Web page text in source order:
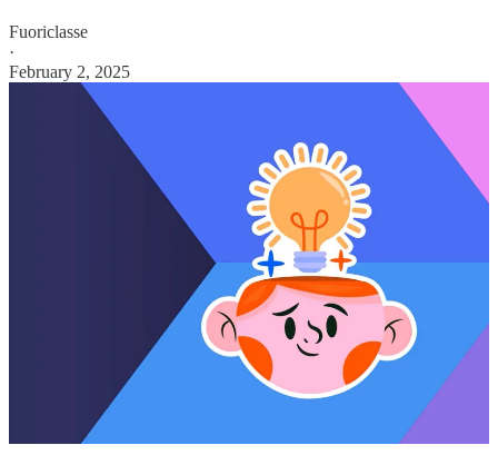
Fuoriclasse
·
February 2, 2025